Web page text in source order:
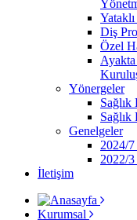
Diş
Özel
Ayakta
Yönergeler
Sağlık
Genelgeler
2024/7
2022/
İletişim
Kurumsal